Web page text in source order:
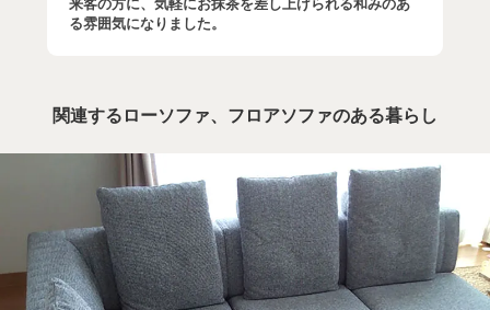
来客の方に、気軽にお抹茶を差し上げられる和みのあ
る雰囲気になりました。
関連するローソファ、フロアソファのある暮らし